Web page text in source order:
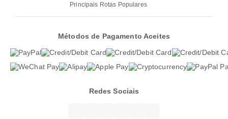
Principais Rotas Populares
Métodos de Pagamento Aceites
Redes Sociais